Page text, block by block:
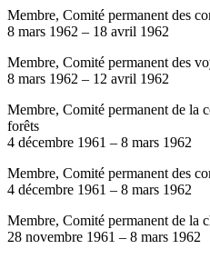
Membre, Comité permanent des
8 mars 1962 – 18 avril 1962
Membre, Comité permanent des
8 mars 1962 – 12 avril 1962
Membre, Comité permanent de la
forêts
4 décembre 1961 – 8 mars 1962
Membre, Comité permanent des
4 décembre 1961 – 8 mars 1962
Membre, Comité permanent de la
28 novembre 1961 – 8 mars 1962